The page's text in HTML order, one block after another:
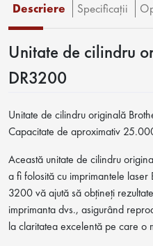
Descriere Specificaţii
Unitate de cilindru
DR3200
Unitate de cilindru originală
Capacitate de aproximativ
Această unitate de cilindru
a fi folosită cu imprimantele
3200 vă ajută să obțineți
imprimanta dvs., asigurând
la claritatea excelentă pe care o